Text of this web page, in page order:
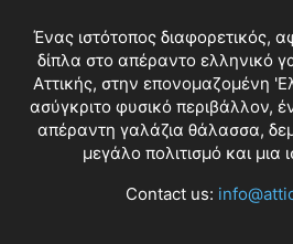
Ένας ιστότοπος διαφορετικός,
δίπλα στο απέραντο ελληνικό
Αττικής, στην επονομαζομένη
ασύγκριτο φυσικό περιβάλλον,
απέραντη γαλάζια θάλασσα,
μεγάλο πολιτισμό και μια
Contact us: